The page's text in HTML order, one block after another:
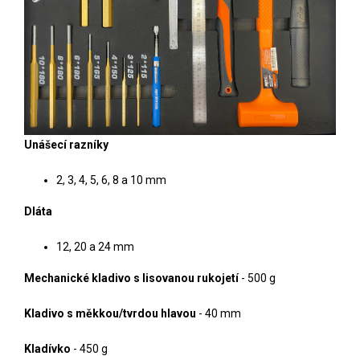
Unášecí razníky
2, 3, 4, 5, 6, 8 a 10 mm
Dláta
12, 20 a 24 mm
Mechanické kladivo s lisovanou rukojetí- 500 g
Kladivo s měkkou/tvrdou hlavou - 40 mm
Kladívko - 450 g